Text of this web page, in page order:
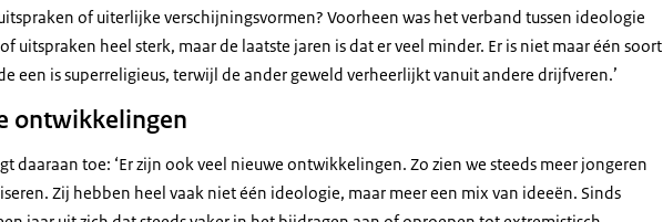
of uiterlijke verschijningsvormen? Voorheen was het verband tussen ideologie
uitspraken heel sterk, maar de laatste jaren is dat er veel minder. Er is niet maar één soort
een is superreligieus, terwijl de ander geweld verheerlijkt vanuit andere drijfveren.’
ontwikkelingen
daaraan toe: ‘Er zijn ook veel nieuwe ontwikkelingen. Zo zien we steeds meer jongeren
Zij hebben heel vaak niet één ideologie, maar meer een mix van ideeën. Sinds